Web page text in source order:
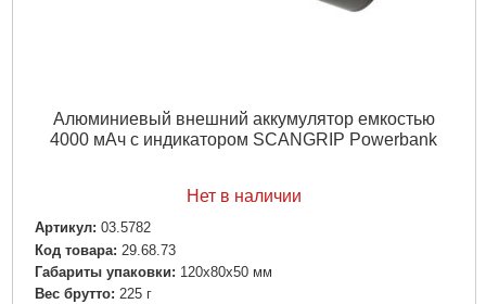
Алюминиевый внешний аккумулятор емкостью
4000 мАч с индикатором SCANGRIP Powerbank
Нет в наличии
Артикул: 03.5782
Код товара: 29.68.73
Габариты упаковки: 120x80x50 мм
Вес брутто: 225 г